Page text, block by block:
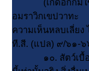
(เกิดอีกก็มิใช่ จ
อมราวิกเขปวาทะ
ความเห็นหลบเลี่ย
ที.สี. (แปล) ๙/๖๑-
๑๐. สัตว์เบื้องห